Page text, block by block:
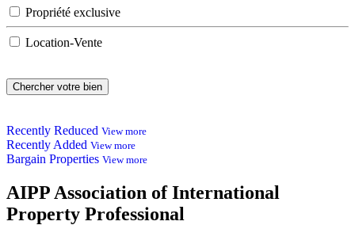
Propriété exclusive
Location-Vente
Recently Reduced View more
Recently Added View more
Bargain Properties View more
AIPP Association of International
Property Professional